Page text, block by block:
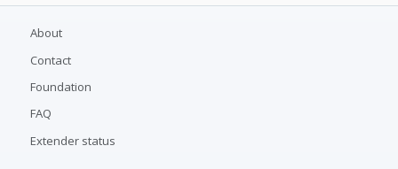
About
Contact
Foundation
FAQ
Extender status